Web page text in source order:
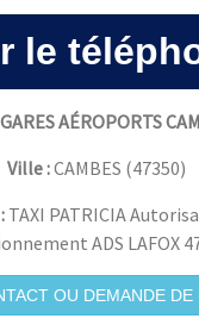
AÉROPORTS
Ville :CAMBES (47350)
TAXI PATRICIA
ADS LAFOX
OU DEMANDE DE